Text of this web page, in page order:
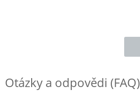
Otázky a odpovědi (FAQ)